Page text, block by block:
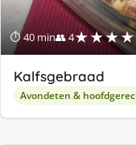
⏱ 40 min👥 4
Kalfsgebraad
Avondeten &